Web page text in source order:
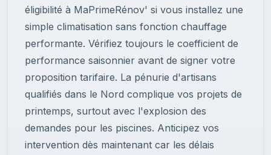
éligibilité à MaPrimeRénov' si vous installez une
simple climatisation sans fonction chauffage
performante. Vérifiez toujours le coefficient de
performance saisonnier avant de signer votre
proposition tarifaire. La pénurie d'artisans
qualifiés dans le Nord complique vos projets de
printemps, surtout avec l'explosion des
demandes pour les piscines. Anticipez vos
intervention dès maintenant car les délais